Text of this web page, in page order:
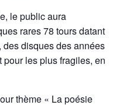
le public aura
rares 78 tours datant
des disques des années
les plus fragiles, en
thème « La poésie